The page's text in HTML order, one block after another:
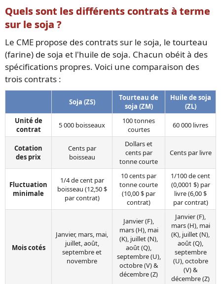
Quels sont les différents contrats à terme
sur le soja ?
Le CME propose des contrats sur le soja, le tourteau
(farine) de soja et l'huile de soja. Chacun obéit à des
spécifications propres. Voici une comparaison des
trois contrats :
Soja (ZS)
Tourteau de
soja (ZM)
Huile de soja
(ZL)
Unité de
contrat
5 000 boisseaux
100 tonnes
courtes
60 000 livres
Cotation
des prix
Cents par
boisseau
Dollars et
cents par
tonne courte
Cents par livre
Fluctuation
minimale
1/4 de cent par
boisseau (12,50 $
par contrat)
10 cents par
tonne courte
(10,00 $ par
contrat)
1/100 de cent
(0,0001 $) par
livre (6,00 $
par contrat)
Mois cotés
Janvier, mars, mai,
juillet, août,
septembre et
novembre
Janvier (F),
mars (H), mai
(K), juillet (N),
août (Q),
septembre (U),
octobre (V) &
décembre (Z)
Janvier (F),
mars (H), mai
(K), juillet (N),
août (Q),
septembre
(U), octobre
(V) &
décembre (Z)